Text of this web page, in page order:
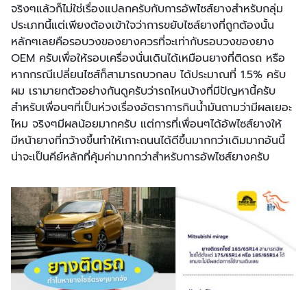
จริงๆแล้วก็ไม่ใช่เรื่องแปลกครับกับการอัพไซส์ยางสำหรับกลุ่ม
ประเภทนี้แต่เพียงต้องเข้าใจว่าการขยับไซส์ยางที่ถูกต้องนั้น
หลักๆเลยคือรอบวงของยางควรที่จะเท่ากับรอบวงของยาง
OEM ครับเพื่อให้รอบเครื่องนั่นเดินได้เหมือนยางที่ติดรถ หรือ
หากกรณีเปลี่ยนไซส์ก็สามารถบวกลบ ได้ประมาณที่ 1.5% ครับ
ผม เรามายกตัวอย่างกันดูครับว่ารถไหนบ้างที่มีปัญหานี้ครับ
สำหรับเพื่อนๆที่เป็นห่วงเรื่องอัตราการกินน้ำมันถามว่ามีผลเยอะ
ไหม จริงๆมีผลน้อยมากครับ แต่การที่เพื่อนๆได้อัพไซส์ยางให้
มีหน้ายางที่กว้างขึ้นทำให้เกาะถนนได้ดีขึ้นมากกว่าเดิมมากอันนี้
น่าจะเป็นคีย์หลักที่คุ้มค่ามากกว่าสำหรับการอัพไซส์ยางครับ